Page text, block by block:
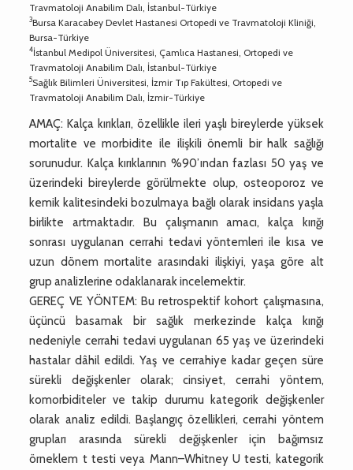
Travmatoloji Anabilim Dalı, İstanbul-Türkiye
3Bursa Karacabey Devlet Hastanesi Ortopedi ve Travmatoloji Kliniği,
Bursa-Türkiye
4İstanbul Medipol Üniversitesi, Çamlıca Hastanesi, Ortopedi ve
Travmatoloji Anabilim Dalı, İstanbul-Türkiye
5Sağlık Bilimleri Üniversitesi, İzmir Tıp Fakültesi, Ortopedi ve
Travmatoloji Anabilim Dalı, İzmir-Türkiye
AMAÇ: Kalça kırıkları, özellikle ileri yaşlı bireylerde yüksek
mortalite ve morbidite ile ilişkili önemli bir halk sağlığı
sorunudur. Kalça kırıklarının %90’ından fazlası 50 yaş ve
üzerindeki bireylerde görülmekte olup, osteoporoz ve
kemik kalitesindeki bozulmaya bağlı olarak insidans yaşla
birlikte artmaktadır. Bu çalışmanın amacı, kalça kırığı
sonrası uygulanan cerrahi tedavi yöntemleri ile kısa ve
uzun dönem mortalite arasındaki ilişkiyi, yaşa göre alt
grup analizlerine odaklanarak incelemektir.
GEREÇ VE YÖNTEM: Bu retrospektif kohort çalışmasına,
üçüncü basamak bir sağlık merkezinde kalça kırığı
nedeniyle cerrahi tedavi uygulanan 65 yaş ve üzerindeki
hastalar dâhil edildi. Yaş ve cerrahiye kadar geçen süre
sürekli değişkenler olarak; cinsiyet, cerrahi yöntem,
komorbiditeler ve takip durumu kategorik değişkenler
olarak analiz edildi. Başlangıç özellikleri, cerrahi yöntem
grupları arasında sürekli değişkenler için bağımsız
örneklem t testi veya Mann–Whitney U testi, kategorik